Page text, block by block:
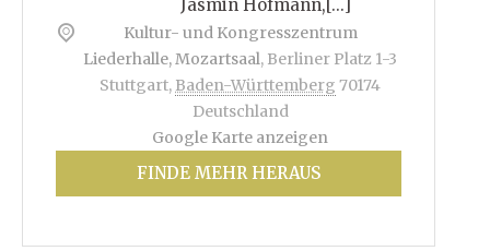
Jasmin Hofmann,[...]
Kultur- und Kongresszentrum
Liederhalle, Mozartsaal, Berliner Platz 1-3
Stuttgart, Baden-Württemberg 70174
Deutschland
Google Karte anzeigen
FINDE MEHR HERAUS